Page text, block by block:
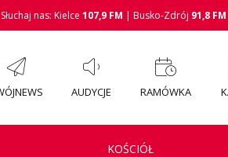
Słuchaj nas: Kielce 107,9 FM | Busko-Zdrój 91,8 FM
AUDYCJE RAMÓWKA
KOŚCIÓŁ